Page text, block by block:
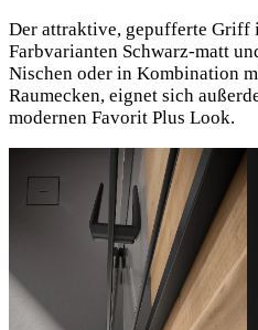
Der attraktive, gepufferte Griff
Farbvarianten Schwarz-matt
Nischen oder in Kombination
Raumecken, eignet sich
modernen Favorit Plus Look.